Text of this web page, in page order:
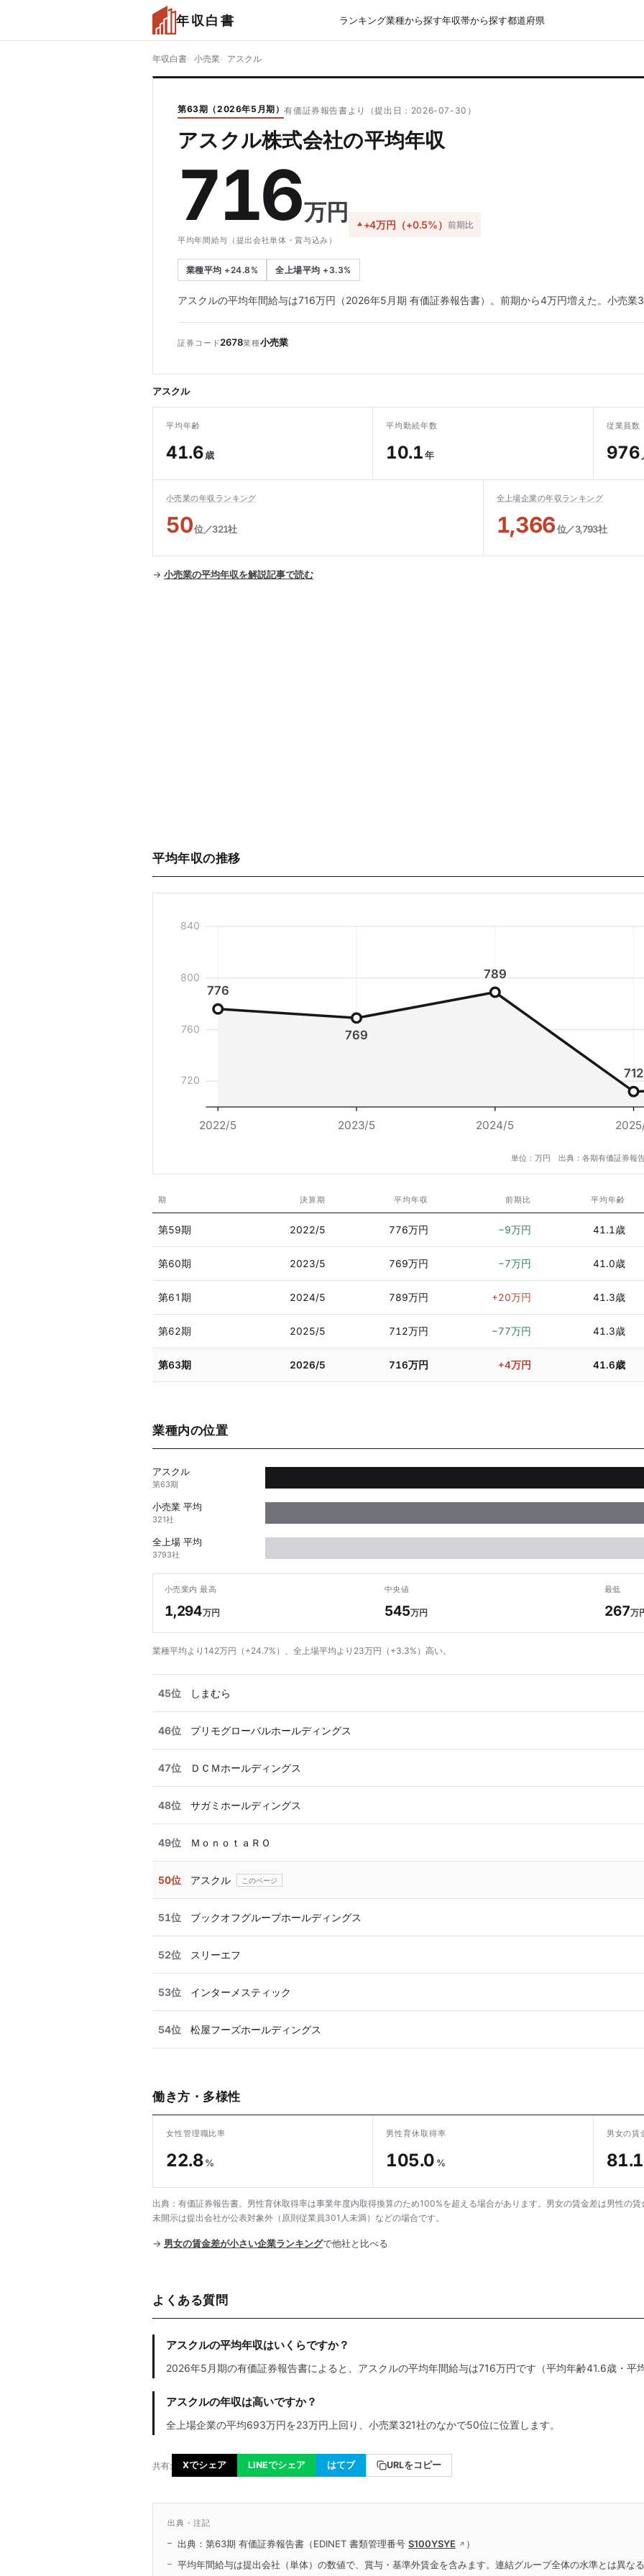
年収白書 ランキング業種から探す年収帯から探す都道府県
年収白書 小売業 アスクル
第63期（2026年5月期）有価証券報告書より（提出日：2026-07-30）
アスクル株式会社の平均年収
716万円
平均年間給与（提出会社単体・賞与込み）
+4万円（+0.5%） 前期比
業種平均 +24.8% 全上場平均 +3.3%
アスクルの平均年間給与は716万円（2026年5月期 有価証券報告書）。前期から4万円増えた。小売業
証券コード2678業種小売業
アスクル
平均年齢
41.6歳
平均勤続年数
10.1 年
従業員数
976
小売業の年収ランキング
50位／321社
全上場企業の年収ランキング
1,366位／3,793社
→ 小売業の平均年収を解説記事で読む
平均年収の推移
840
800
760
720
776
769
789
712
2022/5 2023/5 2024/5
単位：万円 出典：各期有価証券報
期 決算期 平均年収 前期比 平均年齢
第59期 2022/5 776万円 −9万円 41.1歳
第60期 2023/5 769万円 −7万円 41.0歳
第61期 2024/5 789万円 +20万円 41.3歳
第62期 2025/5 712万円 −77万円 41.3歳
第63期 2026/5 716万円 +4万円 41.6歳
業種内の位置
アスクル
第63期
小売業 平均
321社
全上場 平均
3793社
小売業内 最高
1,294万円
中央値
545万円
最低
267万
業種平均より142万円（+24.7%）、全上場平均より23万円（+3.3%）高い。
45位 しまむら
46位 プリモグローバルホールディングス
47位 ＤＣＭホールディングス
48位 サガミホールディングス
49位 ＭｏｎｏｔａＲＯ
50位 アスクル
51位 ブックオフグループホールディングス
52位 スリーエフ
53位 インターメスティック
54位 松屋フーズホールディングス
働き方・多様性
女性管理職比率
22.8%
男性育休取得率
105.0 %
男女の賃
81.1
出典：有価証券報告書。男性育休取得率は事業年度内取得換算のため100%を超える場合があります。男女の賃金差は男性の
未開示は提出会社が公表対象外（原則従業員301人未満）などの場合です。
→ 男女の賃金差が小さい企業ランキングで他社と比べる
よくある質問
アスクルの平均年収はいくらですか？
2026年5月期の有価証券報告書によると、アスクルの平均年間給与は716万円です（平均年齢41.6歳・平
アスクルの年収は高いですか？
全上場企業の平均693万円を23万円上回り、小売業321社のなかで50位に位置します。
共有: Xでシェア LINEでシェア はてブ URLをコピー
出典・注記
出典：第63期 有価証券報告書（EDINET 書類管理番号 S100YSYE
）
平均年間給与は提出会社（単体）の数値で、賞与・基準外賃金を含みます。連結グループ全体の水準とは異な